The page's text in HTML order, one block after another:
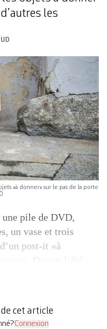
les
«à donner» sur le pas de la porte
une pile de DVD,
un vase et trois
post-it «à
cet article
Connexion